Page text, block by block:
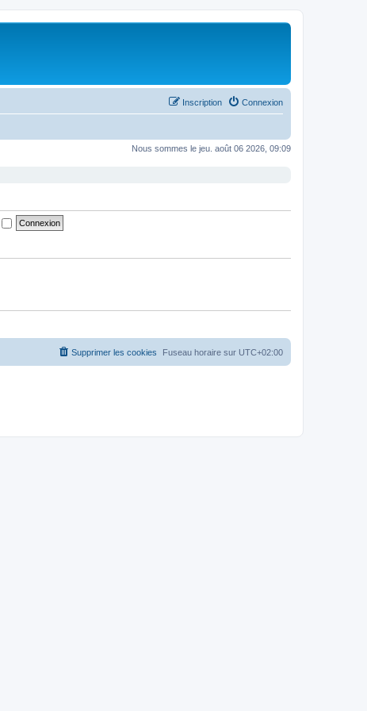
Connexion
Inscription
Nous sommes le jeu. août 06 2026, 09:09
Fuseau horaire sur UTC+02:00
Supprimer les cookies